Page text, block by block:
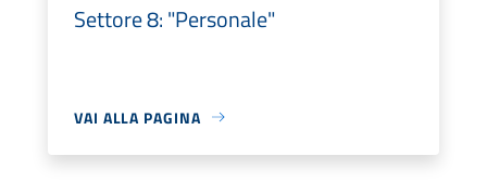
Settore 8: "Personale"
VAI ALLA PAGINA